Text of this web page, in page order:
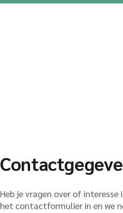
Heb je vragen over of interesse
het contactformulier in en we